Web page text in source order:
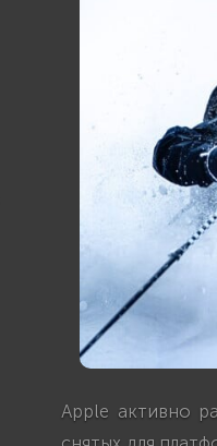
Apple активно